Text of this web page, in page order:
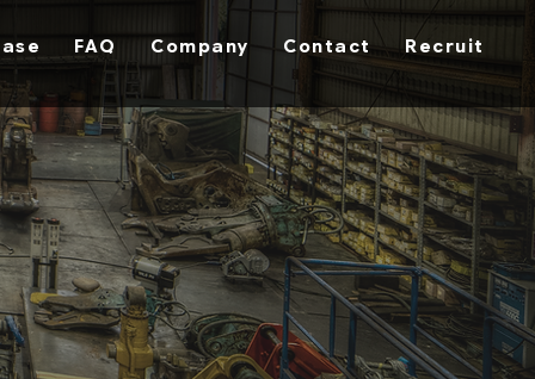
FAQ Company Contact Recruit